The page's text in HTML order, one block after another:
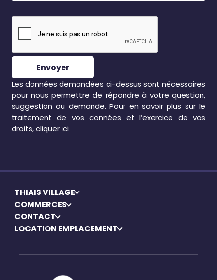
Envoyer
Les données demandées ci-dessus sont nécessaires
pour nous permettre de répondre à votre question,
suggestion ou demande. Pour en savoir plus sur le
traitement de vos données et l’exercice de vos
droits, cliquerici
THIAIS VILLAGE
COMMERCES
CONTACT
LOCATION EMPLACEMENT